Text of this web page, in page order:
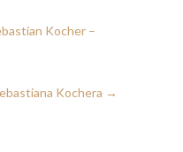
Kocher –
Kochera →